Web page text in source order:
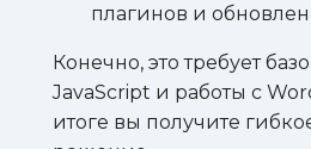
плагинов и
Конечно, это требует
JavaScript и работы с
итоге вы получите